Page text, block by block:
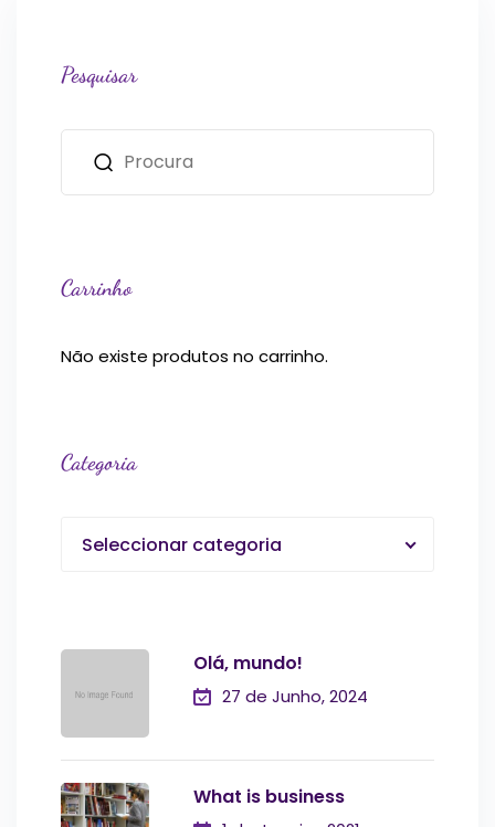
Pesquisar
Carrinho
Não existe produtos no carrinho.
Categoria
Seleccionar categoria
Olá, mundo!
27 de Junho, 2024
What is business